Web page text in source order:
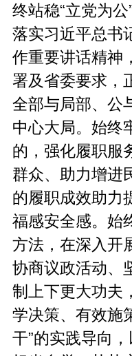
终站稳“立党为
落实习近平总书
作重要讲话精神
署及省委要求，
全部与局部、公
中心大局。始终
的，强化履职服
群众、助力增进
的履职成效助力
福感安全感。始
方法，在深入开
协商议政活动、
制上下更大功夫
学决策、有效施
干”的实践导向